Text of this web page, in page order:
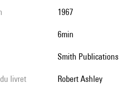
1967
6min
Smith Publications
livret Robert Ashley